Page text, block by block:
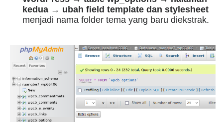
kedua → ubah field template dan stylesheet
menjadi nama folder tema yang baru diekstrak.